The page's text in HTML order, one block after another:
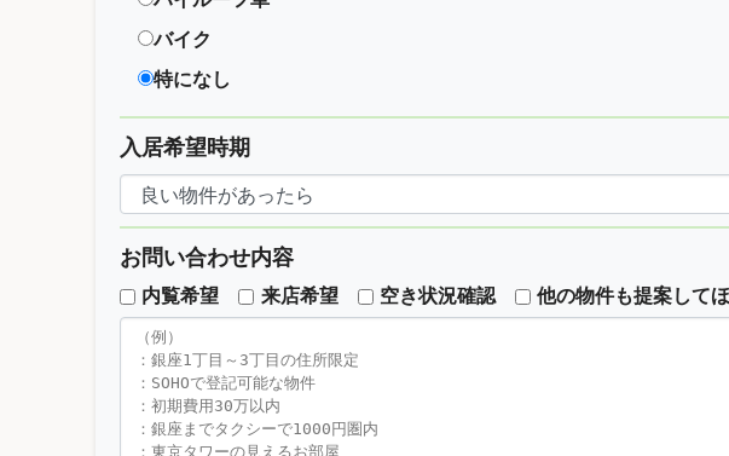
バイク
特になし
入居希望時期
お問い合わせ内容
内覧希望 来店希望 空き状況確認 他の物件も提案して